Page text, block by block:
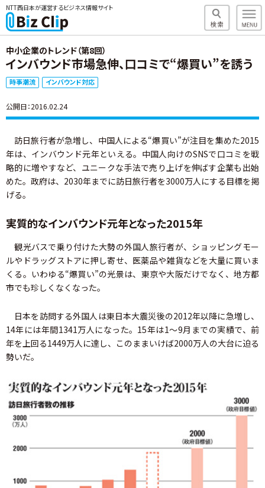
NTT西日本が運営するビジネス情報サイト
中小企業のトレンド（第8回）
インバウンド市場急伸、口コミで“爆買い”を誘う
時事潮流 インバウンド対応
公開日：2016.02.24
訪日旅行者が急増し、中国人による“爆買い”が注目を集めた2015
年は、インバウンド元年といえる。中国人向けのSNSで口コミを戦
略的に増やすなど、ユニークな手法で売り上げを伸ばす企業も出始
めた。政府は、2030年までに訪日旅行者を3000万人にする目標を掲
げる。
実質的なインバウンド元年となった2015年
観光バスで乗り付けた大勢の外国人旅行者が、ショッピングモー
ルやドラッグストアに押し寄せ、医薬品や雑貨などを大量に買いま
くる。いわゆる“爆買い”の光景は、東京や大阪だけでなく、地方都
市でも珍しくなくなった。
日本を訪問する外国人は東日本大震災後の2012年以降に急増し、
14年には年間1341万人になった。15年は1～9月までの実績で、前
年を上回る1449万人に達し、このままいけば2000万人の大台に迫る
勢いだ。